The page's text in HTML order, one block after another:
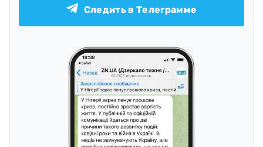
Следить в Телеграмме